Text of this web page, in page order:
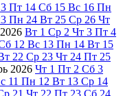
Пт 14 Сб 15 Вс 16 Пн
Пн 24 Вт 25 Ср 26 Чт
2026 Вт 1 Ср 2 Чт 3 Пт 4
12 Вс 13 Пн 14 Вт 15
22 Ср 23 Чт 24 Пт 25
2026 Чт 1 Пт 2 Сб 3
11 Пн 12 Вт 13 Ср 14
21 Чт 22 Пт 23 Сб 24